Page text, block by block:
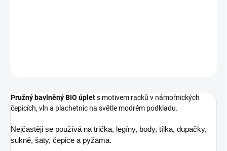
Pružný bavlněný BIO úplets motivem racků v námořnických
čepicích, vln a plachetnic na světle modrém podkladu.
Nejčastěji se používá na trička, legíny, body, tílka, dupačky,
sukně, šaty, čepice a pyžama.